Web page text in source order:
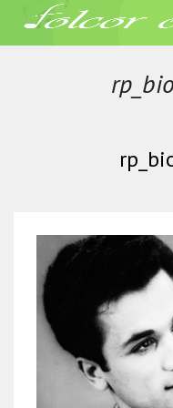
Acasa»Ion Dolanescu»